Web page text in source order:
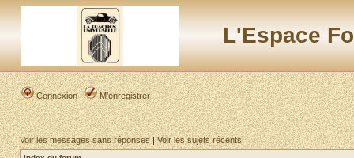
L'Espace
Connexion M’enregistrer
Voir les messages sans réponses|Voir les sujets récents